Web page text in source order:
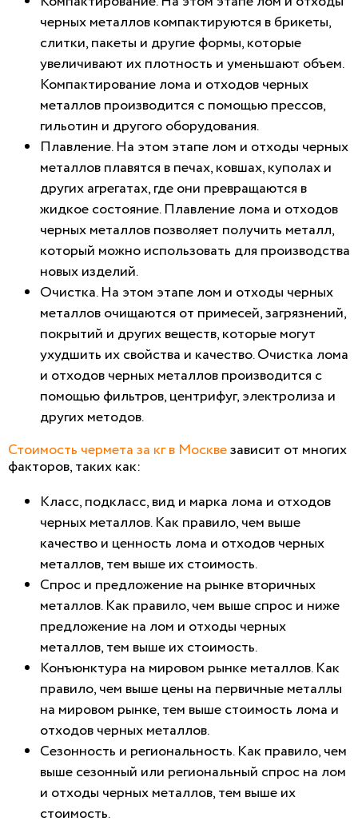
черных металлов компактируются в брикеты,
слитки, пакеты и другие формы, которые
увеличивают их плотность и уменьшают объем.
Компактирование лома и отходов черных
металлов производится с помощью прессов,
гильотин и другого оборудования.
Плавление. На этом этапе лом и отходы черных
металлов плавятся в печах, ковшах, куполах и
других агрегатах, где они превращаются в
жидкое состояние. Плавление лома и отходов
черных металлов позволяет получить металл,
который можно использовать для производства
новых изделий.
Очистка. На этом этапе лом и отходы черных
металлов очищаются от примесей, загрязнений,
покрытий и других веществ, которые могут
ухудшить их свойства и качество. Очистка лома
и отходов черных металлов производится с
помощью фильтров, центрифуг, электролиза и
других методов.
Стоимость чермета за кг в Москвезависит от многих
факторов, таких как:
Класс, подкласс, вид и марка лома и отходов
черных металлов. Как правило, чем выше
качество и ценность лома и отходов черных
металлов, тем выше их стоимость.
Спрос и предложение на рынке вторичных
металлов. Как правило, чем выше спрос и ниже
предложение на лом и отходы черных
металлов, тем выше их стоимость.
Конъюнктура на мировом рынке металлов. Как
правило, чем выше цены на первичные металлы
на мировом рынке, тем выше стоимость лома и
отходов черных металлов.
Сезонность и региональность. Как правило, чем
выше сезонный или региональный спрос на лом
и отходы черных металлов, тем выше их
стоимость.